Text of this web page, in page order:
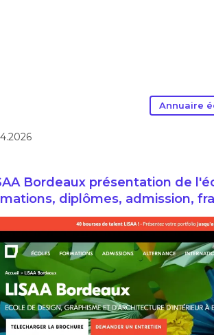
Annuaire
Bordeaux présentation de
diplômes, admission,